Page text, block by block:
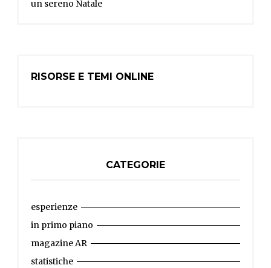
un sereno Natale
RISORSE E TEMI ONLINE
CATEGORIE
esperienze
in primo piano
magazine AR
statistiche